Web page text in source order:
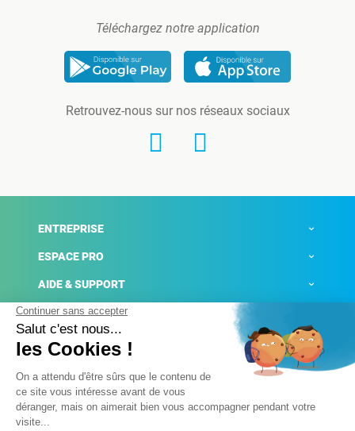
Téléchargez notre application
Retrouvez-nous sur nos réseaux sociaux
ENTREPRISE
ESPACE PRO
AIDE & SUPPORT
ACTUALITÉS
Mentions légales